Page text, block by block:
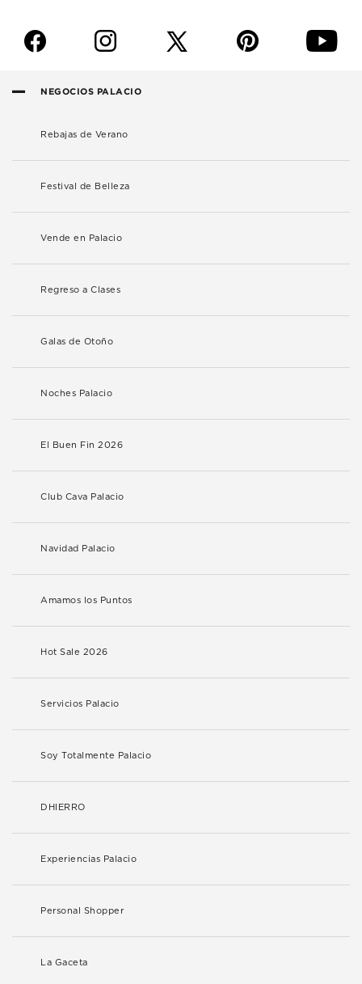
f i p y
NEGOCIOS PALACIO
Rebajas de Verano
Festival de Belleza
Vende en Palacio
Regreso a Clases
Galas de Otoño
Noches Palacio
El Buen Fin 2026
Club Cava Palacio
Navidad Palacio
Amamos los Puntos
Hot Sale 2026
Servicios Palacio
Soy Totalmente Palacio
DHIERRO
Experiencias Palacio
Personal Shopper
La Gaceta